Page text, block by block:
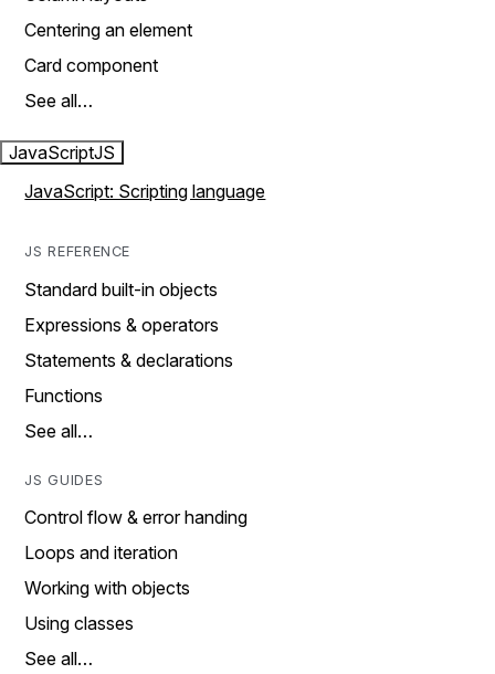
Centering an element
Card component
See all…
JavaScriptJS
JavaScript: Scripting language
JS REFERENCE
Standard built-in objects
Expressions & operators
Statements & declarations
Functions
See all…
JS GUIDES
Control flow & error handing
Loops and iteration
Working with objects
Using classes
See all…